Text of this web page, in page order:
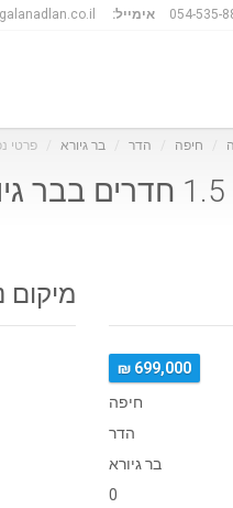
054-535- אימייל:
חיפה הדר בר גיורא פרטי
699,000 ₪
חיפה
הדר
בר גיורא
0
מיקום